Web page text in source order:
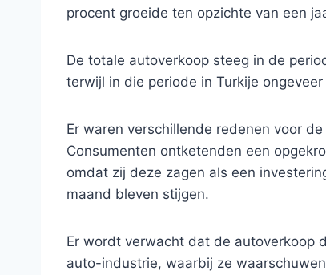
procent groeide ten opzichte van een
De totale autoverkoop steeg in de
terwijl in die periode in Turkije
Er waren verschillende redenen voor
Consumenten ontketenden een
omdat zij deze zagen als een
maand bleven stijgen.
Er wordt verwacht dat de autoverkoop
auto-industrie, waarbij ze